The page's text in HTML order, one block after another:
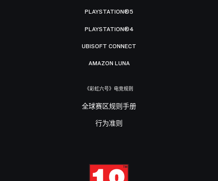
PLAYSTATION®5
PLAYSTATION®4
UBISOFT CONNECT
AMAZON LUNA
《彩虹六号》电竞规则
全球赛区规则手册
行为准则